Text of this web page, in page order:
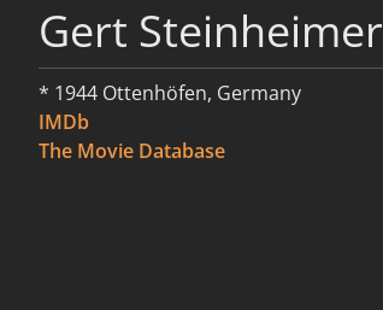
Gert Steinheimer
* 1944 Ottenhöfen, Germany
IMDb
The Movie Database